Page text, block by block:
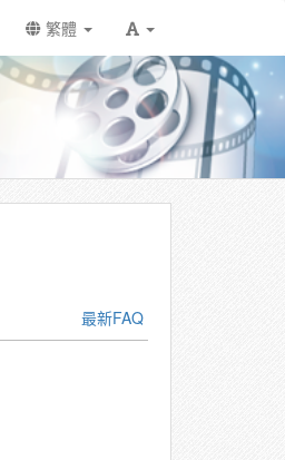
繁體
最新FAQ